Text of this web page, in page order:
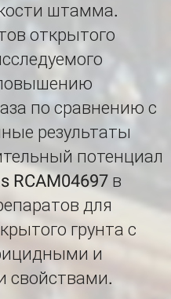
штамма.
открытого
по сравнению с
результаты
потенциал
RCAM04697 в
для
грунта с
и
свойствами.